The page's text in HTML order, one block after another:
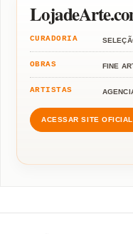
CURADORIA
OBRAS FINE
ARTISTAS
ACESSAR SITE OFICIAL